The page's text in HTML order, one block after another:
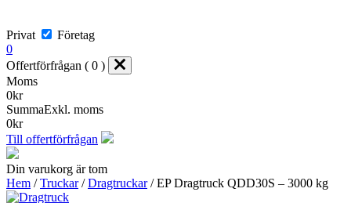
Privat
Företag
0
Offertförfrågan ( 0 )
Moms
0kr
SummaExkl. moms
0kr
Till offertförfrågan
Din varukorg är tom
Hem /Truckar/Dragtruckar/ EP Dragtruck QDD30S – 3000 kg